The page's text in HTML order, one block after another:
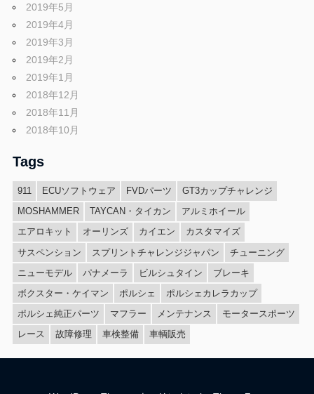
2019年5月
2019年4月
2019年3月
2019年2月
2019年1月
2018年12月
2018年11月
2018年10月
Tags
911 ECUソフトウェア FVDパーツ
GT3カップチャレンジ
MOSHAMMER
TAYCAN・タイカン
アルミホイール
エアロキット
オーリンズ カイエン
カスタマイズ
サスペンション
スプリントチャレンジジャパン
チューニング
ニューモデル
パナメーラ ビルシュタイン
ブレーキ
ボクスター・ケイマン
ポルシェ
ポルシェカレラカップ
ポルシェ純正パーツ
マフラー メンテナンス
モータースポーツ
レース
故障修理 車検整備 車輌販売